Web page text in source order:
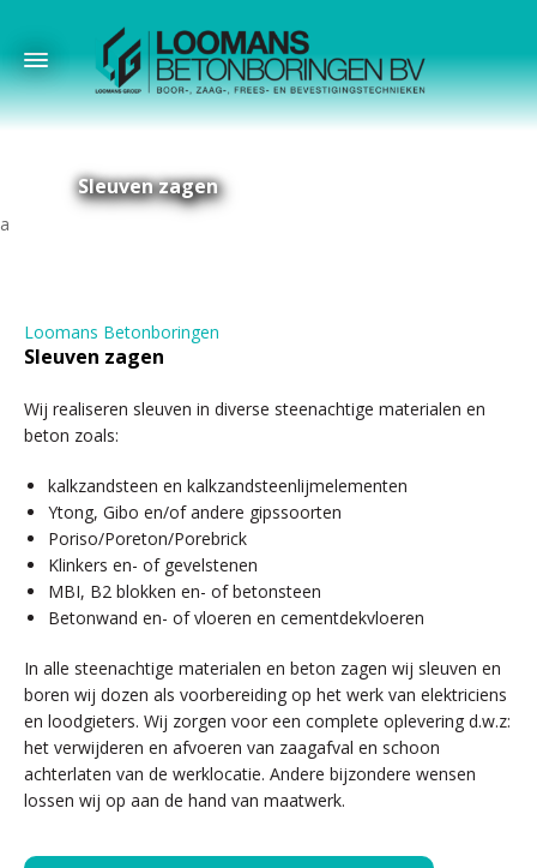
Sleuven zagen
Loomans Betonboringen
Sleuven zagen
Wij realiseren sleuven in diverse steenachtige materialen en
beton zoals:
kalkzandsteen en kalkzandsteenlijmelementen
Ytong, Gibo en/of andere gipssoorten
Poriso/Poreton/Porebrick
Klinkers en- of gevelstenen
MBI, B2 blokken en- of betonsteen
Betonwand en- of vloeren en cementdekvloeren
In alle steenachtige materialen en beton zagen wij sleuven en
boren wij dozen als voorbereiding op het werk van elektriciens
en loodgieters. Wij zorgen voor een complete oplevering d.w.z:
het verwijderen en afvoeren van zaagafval en schoon
achterlaten van de werklocatie. Andere bijzondere wensen
lossen wij op aan de hand van maatwerk.